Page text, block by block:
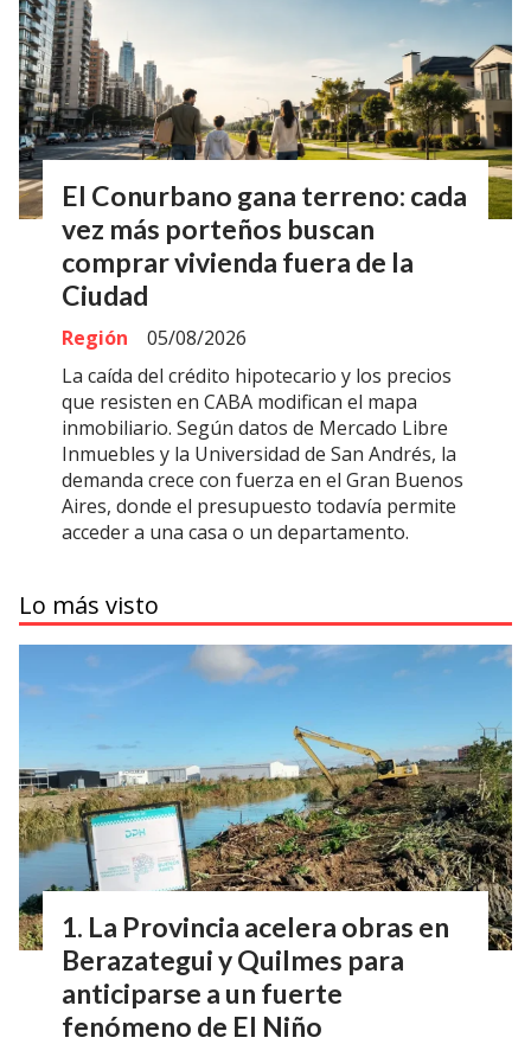
El Conurbano gana terreno: cada
vez más porteños buscan
comprar vivienda fuera de la
Ciudad
Región
05/08/2026
La caída del crédito hipotecario y los precios
que resisten en CABA modifican el mapa
inmobiliario. Según datos de Mercado Libre
Inmuebles y la Universidad de San Andrés, la
demanda crece con fuerza en el Gran Buenos
Aires, donde el presupuesto todavía permite
acceder a una casa o un departamento.
Lo más visto
La Provincia acelera obras en
Berazategui y Quilmes para
anticiparse a un fuerte
fenómeno de El Niño